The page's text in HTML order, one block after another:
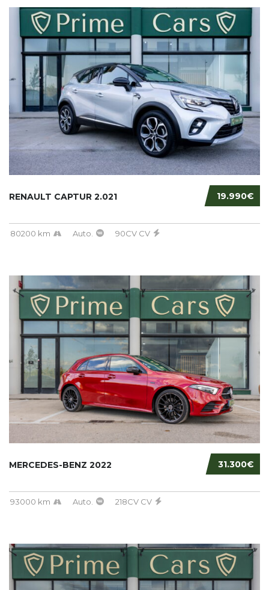
19.990€
RENAULT CAPTUR 2.021
80200 km Auto. 90CV CV
31.300€
MERCEDES-BENZ 2022
93000 km Auto. 218CV CV